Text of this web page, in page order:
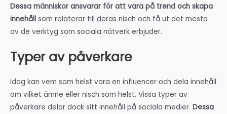
Dessa människor ansvarar för att vara på trend och skapa
innehåll som relaterar till deras nisch och få ut det mesta
av de verktyg som sociala nätverk erbjuder.
Typer av påverkare
Idag kan vem som helst vara en influencer och dela innehåll
om vilket ämne eller nisch som helst. Vissa typer av
påverkare delar dock sitt innehåll på sociala medier. Dessa